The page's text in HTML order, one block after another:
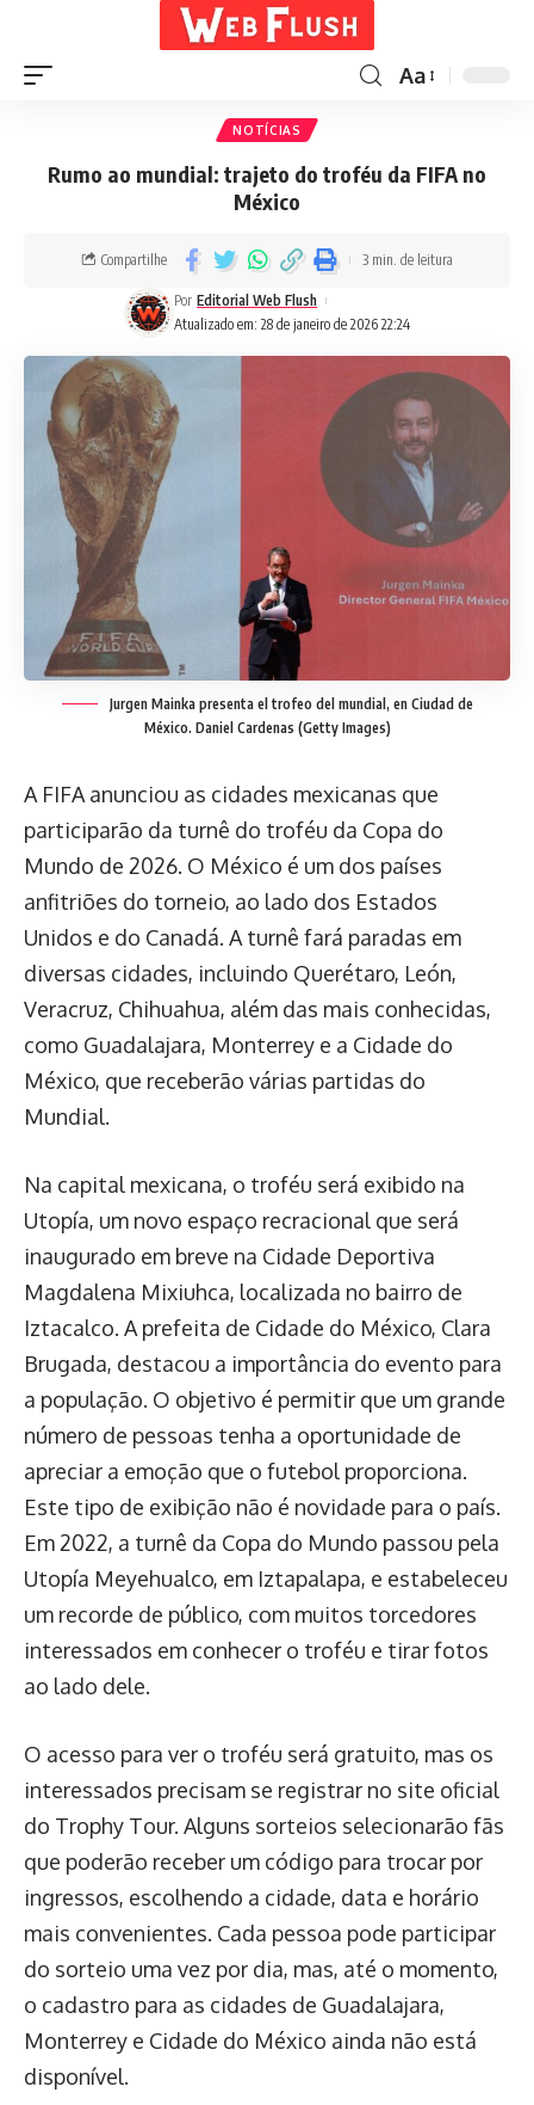
Aa
NOTÍCIAS
Rumo ao mundial: trajeto do troféu da FIFA no
México
Atualizado em: 28 de janeiro de 2026 22:24
Por Editorial Web Flush
Compartilhe 3 min. de leitura
Jurgen Mainka presenta el trofeo del mundial, en Ciudad de
México. Daniel Cardenas (Getty Images)
A FIFA anunciou as cidades mexicanas que
participarão da turnê do troféu da Copa do
Mundo de 2026. O México é um dos países
anfitriões do torneio, ao lado dos Estados
Unidos e do Canadá. A turnê fará paradas em
diversas cidades, incluindo Querétaro, León,
Veracruz, Chihuahua, além das mais conhecidas,
como Guadalajara, Monterrey e a Cidade do
México, que receberão várias partidas do
Mundial.
Na capital mexicana, o troféu será exibido na
Utopía, um novo espaço recracional que será
inaugurado em breve na Cidade Deportiva
Magdalena Mixiuhca, localizada no bairro de
Iztacalco. A prefeita de Cidade do México, Clara
Brugada, destacou a importância do evento para
a população. O objetivo é permitir que um grande
número de pessoas tenha a oportunidade de
apreciar a emoção que o futebol proporciona.
Este tipo de exibição não é novidade para o país.
Em 2022, a turnê da Copa do Mundo passou pela
Utopía Meyehualco, em Iztapalapa, e estabeleceu
um recorde de público, com muitos torcedores
interessados em conhecer o troféu e tirar fotos
ao lado dele.
O acesso para ver o troféu será gratuito, mas os
interessados precisam se registrar no site oficial
do Trophy Tour. Alguns sorteios selecionarão fãs
que poderão receber um código para trocar por
ingressos, escolhendo a cidade, data e horário
mais convenientes. Cada pessoa pode participar
do sorteio uma vez por dia, mas, até o momento,
o cadastro para as cidades de Guadalajara,
Monterrey e Cidade do México ainda não está
disponível.